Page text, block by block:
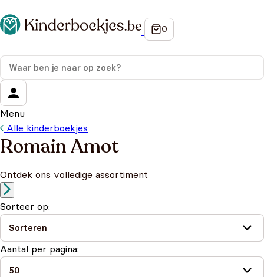
Menu
Alle kinderboekjes
Romain Amot
Ontdek ons volledige assortiment
Sorteer op:
Aantal per pagina: